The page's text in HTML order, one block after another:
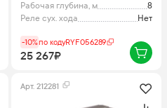
Рабочая глубина, м
8
Реле сух. хода
Нет
-10%по кодуRYF056289
25 267₽
Арт. 212281